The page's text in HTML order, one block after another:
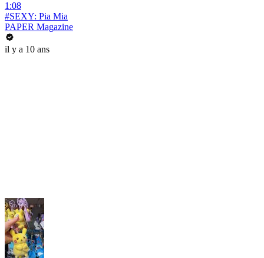
1:08
#SEXY: Pia Mia
PAPER Magazine
il y a 10 ans